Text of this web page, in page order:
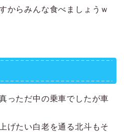
からみんな食べましょうｗ
っただ中の乗車でしたが車
げたい白老を通る北斗もそ